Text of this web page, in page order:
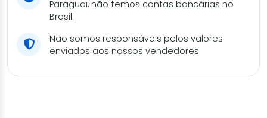
Paraguai, não temos contas bancárias no
Brasil.
Não somos responsáveis pelos valores
enviados aos nossos vendedores.